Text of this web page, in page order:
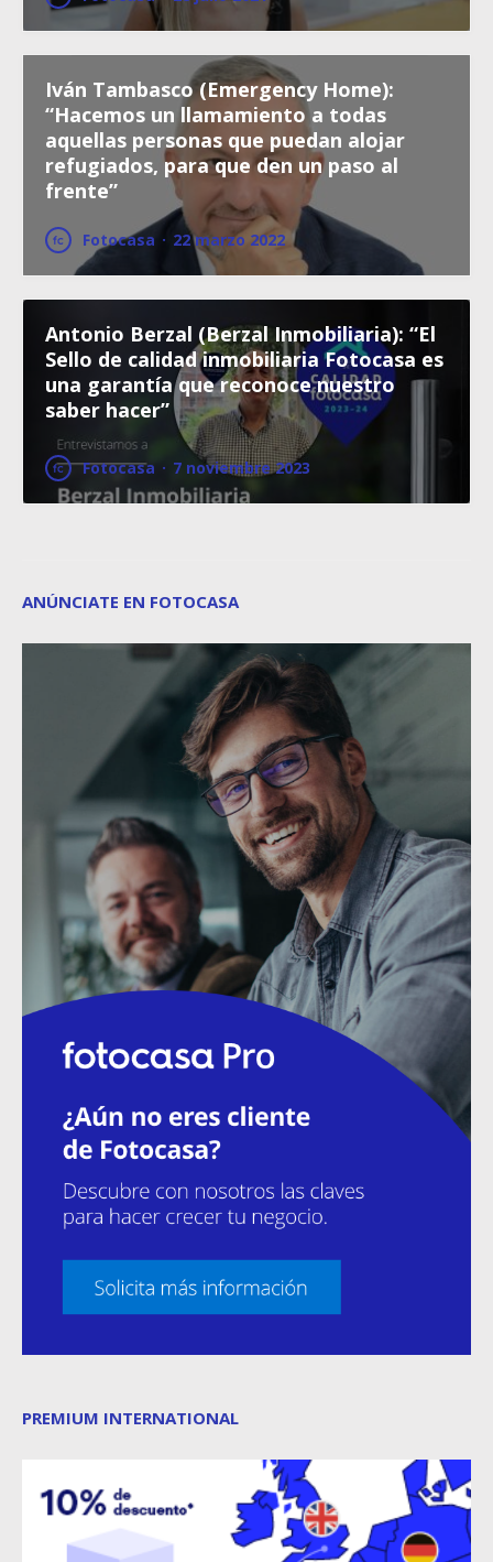
Iván Tambasco (Emergency Home):
“Hacemos un llamamiento a todas
aquellas personas que puedan alojar
refugiados, para que den un paso al
frente”
Fotocasa · 22 marzo 2022
Antonio Berzal (Berzal Inmobiliaria): “El
Sello de calidad inmobiliaria Fotocasa es
una garantía que reconoce nuestro
saber hacer”
Fotocasa · 7 noviembre 2023
ANÚNCIATE EN FOTOCASA
PREMIUM INTERNATIONAL